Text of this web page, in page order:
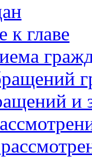
к главе
и